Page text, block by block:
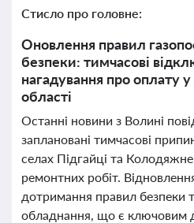
Стисло про головне:
Оновлення правил
безпеки: тимчасові
нагадування про оплату
області
Останні новини з Волині
заплановані тимчасові
селах Підгайці та
ремонтних робіт.
дотримання правил безпеки
обладнання, що є ключовим